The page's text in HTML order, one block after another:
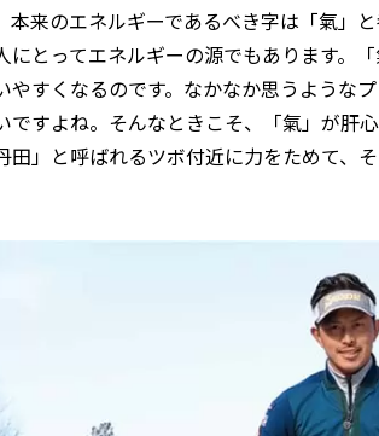
本来のエネルギーであるべき字は「氣」
にとってエネルギーの源でもあります。
やすくなるのです。なかなか思うような
ですよね。そんなときこそ、「氣」が肝
田」と呼ばれるツボ付近に力をためて、